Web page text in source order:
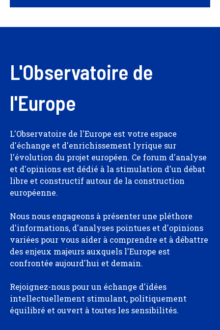
L'Observatoire de
l'Europe
L'Observatoire de l'Europe est votre espace
d'échange et d'enrichissement lyrique sur
l'évolution du projet européen. Ce forum d'analyse
et d'opinions est dédié à la stimulation d'un débat
libre et constructif autour de la construction
européenne.
Nous nous engageons à présenter une pléthore
d'informations, d'analyses pointues et d'opinions
variées pour vous aider à comprendre et à débattre
des enjeux majeurs auxquels l'Europe est
confrontée aujourd'hui et demain.
Rejoignez-nous pour un échange d'idées
intellectuellement stimulant, politiquement
équilibré et ouvert à toutes les sensibilités.